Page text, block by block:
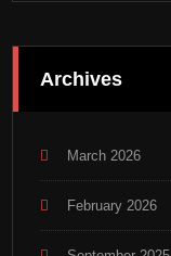
Archives
March 2026
February 2026